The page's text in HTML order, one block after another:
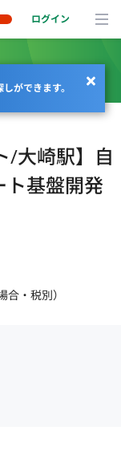
ログイン
ができます。
/大崎駅】自
ト基盤開発
・税別）